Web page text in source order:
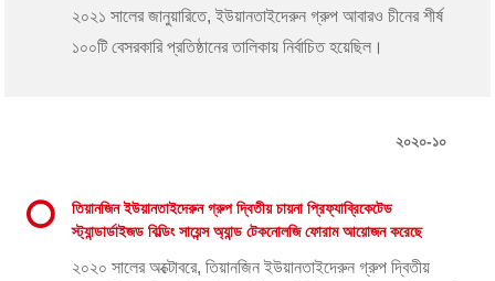
২০২১ সালের জানুয়ারিতে, ইউয়ানতাইদেরুন গ্রুপ আবারও চীনের শীর্ষ
১০০টি বেসরকারি প্রতিষ্ঠানের তালিকায় নির্বাচিত হয়েছিল।
২০২০-১০
তিয়ানজিন ইউয়ানতাইদেরুন গ্রুপ দ্বিতীয় চায়না প্রিফ্যাব্রিকেটেড
স্ট্যান্ডার্ডাইজড বিল্ডিং সায়েন্স অ্যান্ড টেকনোলজি ফোরাম আয়োজন করেছে
২০২০ সালের অক্টোবরে, তিয়ানজিন ইউয়ানতাইদেরুন গ্রুপ দ্বিতীয়